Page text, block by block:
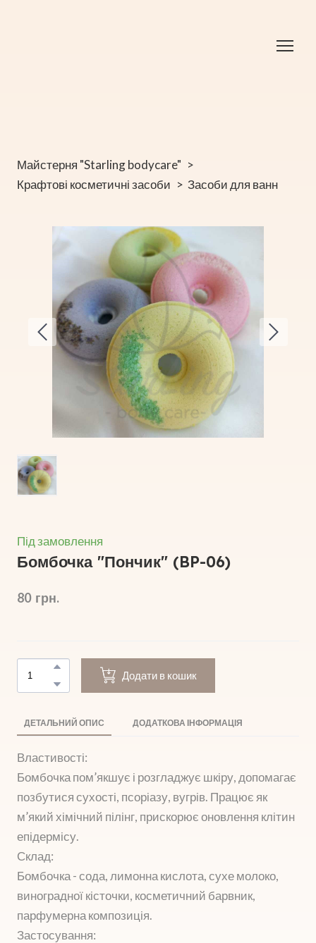
Майстерня "Starling bodycare"
Крафтові косметичні засоби
Засоби для ванн
Під замовлення
Бомбочка "Пончик" (BP-06)
80  грн.
Додати в кошик
ДЕТАЛЬНИЙ ОПИС ДОДАТКОВА ІНФОРМАЦІЯ
Властивості:
Бомбочка пом’якшує і розгладжує шкіру, допомагає
позбутися сухості, псоріазу, вугрів. Працює як
м’який хімічний пілінг, прискорює оновлення клітин
епідермісу.
Склад:
Бомбочка - сода, лимонна кислота, сухе молоко,
виноградної кісточки, косметичний барвник,
парфумерна композиція.
Застосування: